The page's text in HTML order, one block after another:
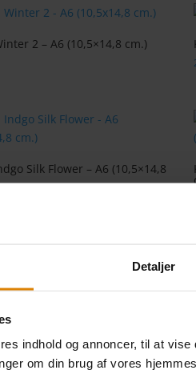
Detaljer
indhold og annoncer, til at
om din brug af vores
2 – A6 (10,5×14,8 cm.)
Silk Flower – A6 (10,5×14,8